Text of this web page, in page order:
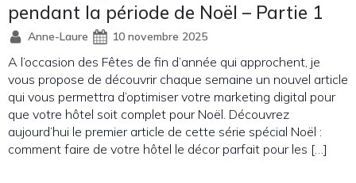
pendant la période de Noël – Partie 1
Anne-Laure 10 novembre 2025
A l’occasion des Fêtes de fin d’année qui approchent, je
vous propose de découvrir chaque semaine un nouvel article
qui vous permettra d’optimiser votre marketing digital pour
que votre hôtel soit complet pour Noël. Découvrez
aujourd’hui le premier article de cette série spécial Noël :
comment faire de votre hôtel le décor parfait pour les […]